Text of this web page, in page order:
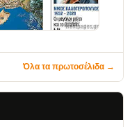
Όλα τα πρωτοσέλιδα →